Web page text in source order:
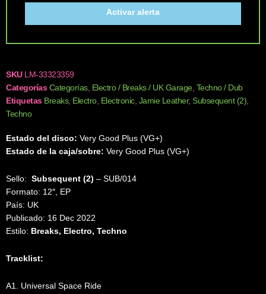
Activar alerta
SKU LM-33323359
Categorías Categorías, Electro / Breaks / UK Garage, Techno / Dub
Etiquetas Breaks, Electro, Electronic, Jamie Leather, Subsequent (2),
Techno
Estado del disco: Very Good Plus (VG+)
Estado de la caja/sobre: Very Good Plus (VG+)
Sello: Subsequent (2) ‎– SUB/014
Formato: 12″, EP
País: UK
Publicado: 16 Dec 2022
Estilo: Breaks, Electro, Techno
Tracklist:
A1. Universal Space Ride